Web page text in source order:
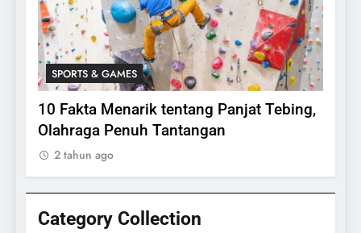
SPORTS & GAMES
10 Fakta Menarik tentang Panjat Tebing,
Olahraga Penuh Tantangan
2 tahun ago
Category Collection